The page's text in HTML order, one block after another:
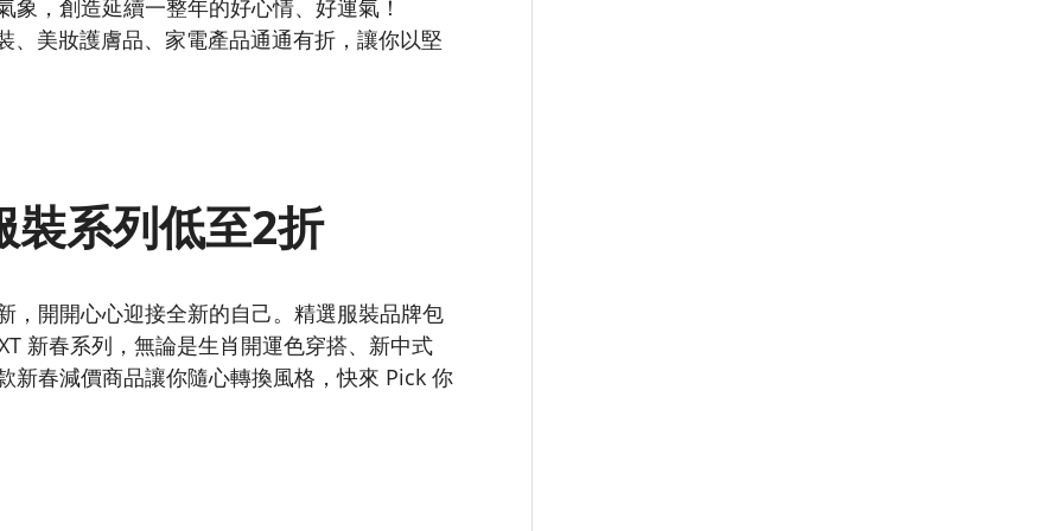
，創造延續一整年的好心情、好運氣！
、美妝護膚品、家電產品通通有折，讓你以堅
裝系列低至2折
，開開心心迎接全新的自己。精選服裝品牌包
新春系列，無論是生肖開運色穿搭、新中式
新春減價商品讓你隨心轉換風格，快來 Pick 你